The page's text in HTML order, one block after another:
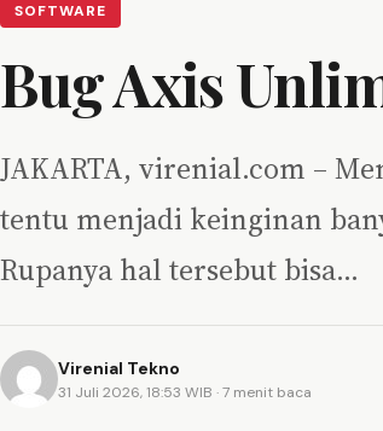
SOFTWARE
Bug Axis
JAKARTA, virenial.com –
tentu menjadi keinginan
Rupanya hal tersebut bisa…
Virenial Tekno
31 Juli 2026, 18:53 WIB · 7 menit baca